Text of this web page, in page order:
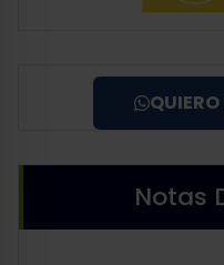
Notas